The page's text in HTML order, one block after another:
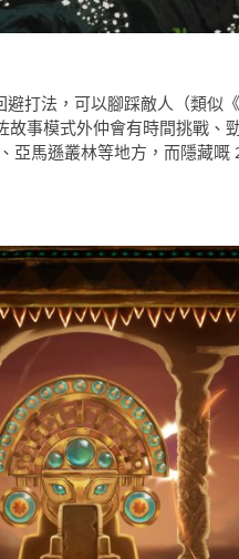
打法，可以腳踩敵人（類似
事模式外仲會有時間挑戰、
亞馬遜叢林等地方，而隱藏